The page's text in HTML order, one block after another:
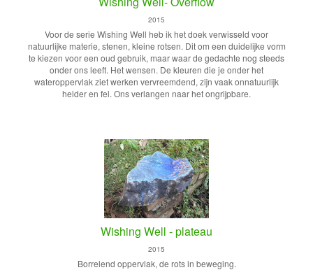
2015
Voor de serie Wishing Well heb ik het doek verwisseld voor
natuurlijke materie, stenen, kleine rotsen. Dit om een duidelijke vorm
te kiezen voor een oud gebruik, maar waar de gedachte nog steeds
onder ons leeft. Het wensen. De kleuren die je onder het
wateroppervlak ziet werken vervreemdend, zijn vaak onnatuurlijk
helder en fel. Ons verlangen naar het ongrijpbare.
Wishing Well - plateau
2015
Borrelend oppervlak, de rots in beweging.